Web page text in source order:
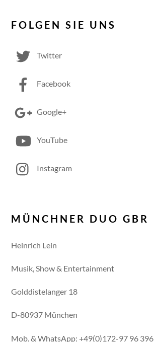
FOLGEN SIE UNS
Twitter
Facebook
Google+
YouTube
Instagram
MÜNCHNER DUO GBR
Heinrich Lein
Musik, Show & Entertainment
Golddistelanger 18
D-80937 München
Mob. & WhatsApp: +49(0)172-97 96 396